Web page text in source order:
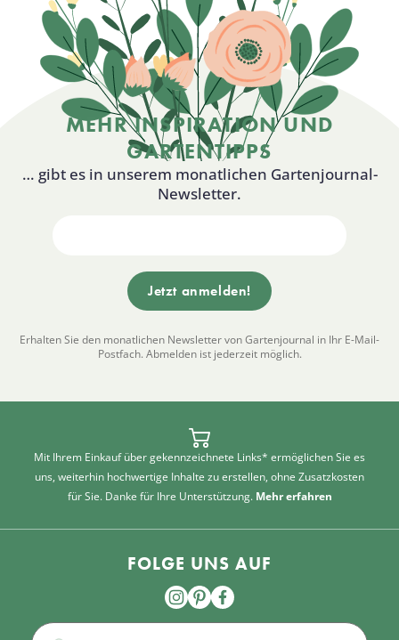
MEHR INSPIRATION UND
GARTENTIPPS
… gibt es in unserem monatlichen Gartenjournal-
Newsletter.
Erhalten Sie den monatlichen Newsletter von Gartenjournal in Ihr E-Mail-
Postfach. Abmelden ist jederzeit möglich.
Mit Ihrem Einkauf über gekennzeichnete Links* ermöglichen Sie es
uns, weiterhin hochwertige Inhalte zu erstellen, ohne Zusatzkosten
für Sie. Danke für Ihre Unterstützung. Mehr erfahren
FOLGE UNS AUF